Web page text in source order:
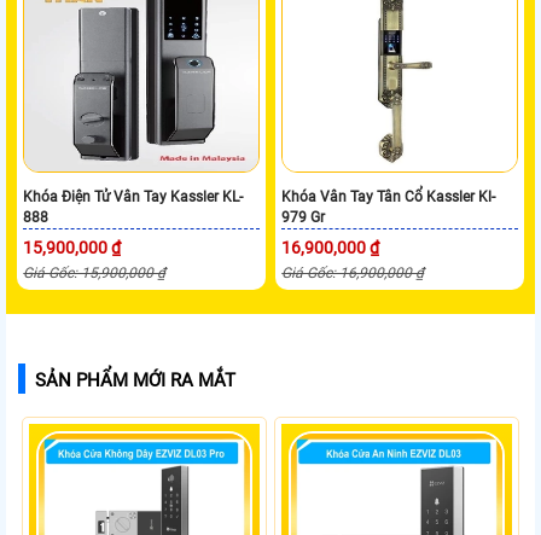
Khóa Điện Tử Vân Tay Kassler KL-
888
15,900,000 ₫
Giá Gốc: 15,900,000 ₫
Khóa Vân Tay Tân Cổ Kassler Kl-
979 Gr
16,900,000 ₫
Giá Gốc: 16,900,000 ₫
SẢN PHẨM MỚI RA MẮT